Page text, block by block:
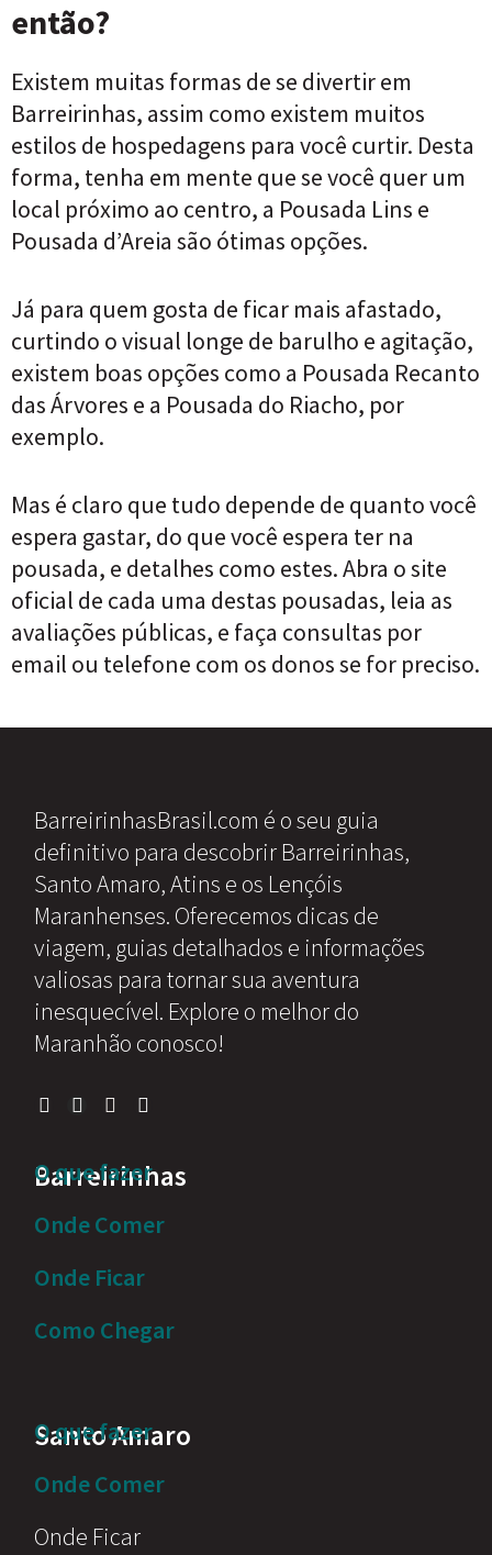
então?
Existem muitas formas de se divertir em
Barreirinhas, assim como existem muitos
estilos de hospedagens para você curtir. Desta
forma, tenha em mente que se você quer um
local próximo ao centro, a Pousada Lins e
Pousada d’Areia são ótimas opções.
Já para quem gosta de ficar mais afastado,
curtindo o visual longe de barulho e agitação,
existem boas opções como a Pousada Recanto
das Árvores e a Pousada do Riacho, por
exemplo.
Mas é claro que tudo depende de quanto você
espera gastar, do que você espera ter na
pousada, e detalhes como estes. Abra o site
oficial de cada uma destas pousadas, leia as
avaliações públicas, e faça consultas por
email ou telefone com os donos se for preciso.
BarreirinhasBrasil.com é o seu guia
definitivo para descobrir Barreirinhas,
Santo Amaro, Atins e os Lençóis
Maranhenses. Oferecemos dicas de
viagem, guias detalhados e informações
valiosas para tornar sua aventura
inesquecível. Explore o melhor do
Maranhão conosco!
Barreirinhas
O que fazer
Onde Comer
Onde Ficar
Como Chegar
Santo Amaro
O que fazer
Onde Comer
Onde Ficar